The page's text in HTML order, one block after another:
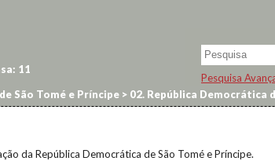
Pesquisa
11
São Tomé e Príncipe > 02. República Democrática
da República Democrática de São Tomé e Príncipe.